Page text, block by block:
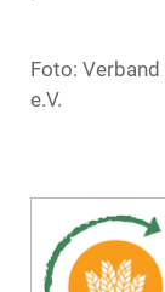
Foto:
e.V.